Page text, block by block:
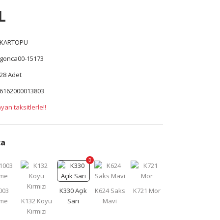
KARTOPU
gonca00-15173
28 Adet
6162000013803
taksitlerle!!